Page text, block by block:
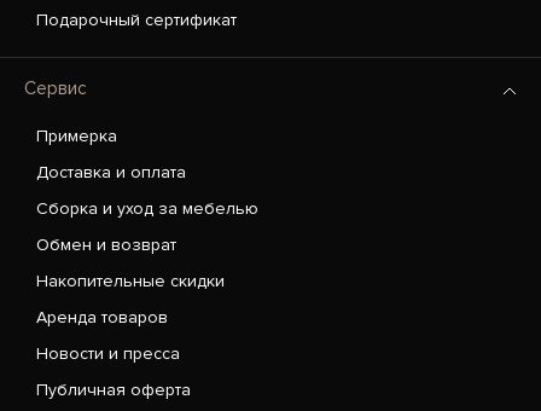
Подарочный сертификат
Сервис
Примерка
Доставка и оплата
Сборка и уход за мебелью
Обмен и возврат
Накопительные скидки
Аренда товаров
Новости и пресса
Публичная оферта